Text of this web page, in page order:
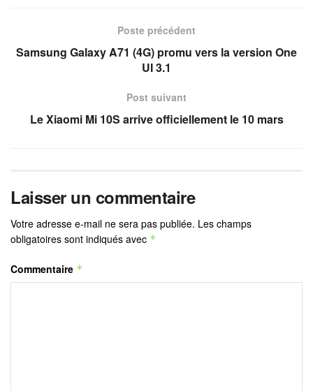
Poste précédent
Samsung Galaxy A71 (4G) promu vers la version One
UI 3.1
Post suivant
Le Xiaomi Mi 10S arrive officiellement le 10 mars
Laisser un commentaire
Votre adresse e-mail ne sera pas publiée. Les champs
obligatoires sont indiqués avec *
Commentaire *